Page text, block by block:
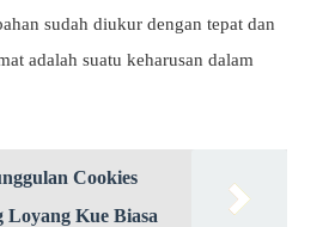
sudah diukur dengan tepat dan
adalah suatu keharusan dalam
Cookies
Loyang Kue Biasa